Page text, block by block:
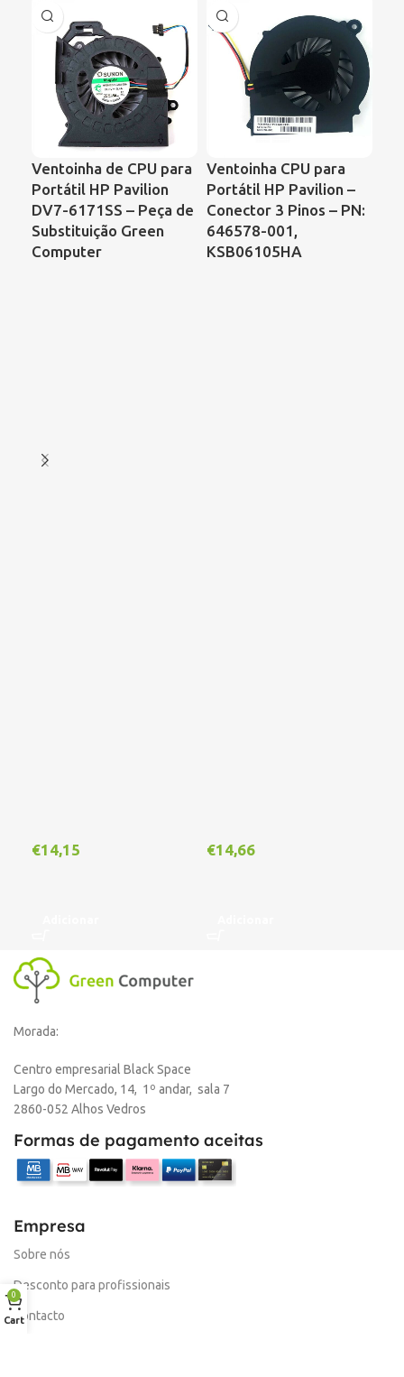
Ventoinha de CPU para
Portátil HP Pavilion
DV7-6171SS – Peça de
Substituição Green
Computer
€14,15
Ventoinha CPU para
Portátil HP Pavilion –
Conector 3 Pinos – PN:
646578-001,
KSB06105HA
€14,66
Morada:
Centro empresarial Black Space
Largo do Mercado, 14, 1º andar, sala 7
2860-052 Alhos Vedros
Formas de pagamento aceitas
Empresa
Sobre nós
Desconto para profissionais
Contacto
0
Cart